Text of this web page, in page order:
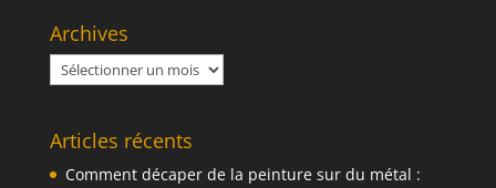
Archives
Archives
Articles récents
Comment décaper de la peinture sur du métal :